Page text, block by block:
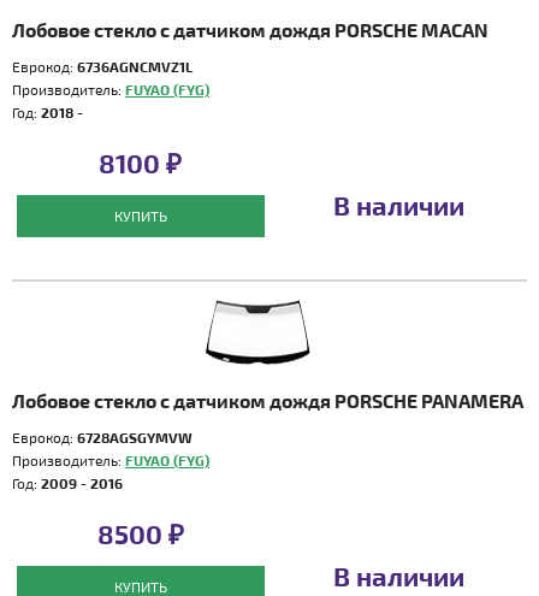
Лобовое стекло с датчиком дождя PORSCHE MACAN
Еврокод: 6736AGNCMVZ1L
Производитель: FUYAO (FYG)
Год: 2018 -
8100 ₽
КУПИТЬ В наличии
Лобовое стекло с датчиком дождя PORSCHE PANAMERA
Еврокод: 6728AGSGYMVW
Производитель: FUYAO (FYG)
Год: 2009 - 2016
8500 ₽
КУПИТЬ В наличии